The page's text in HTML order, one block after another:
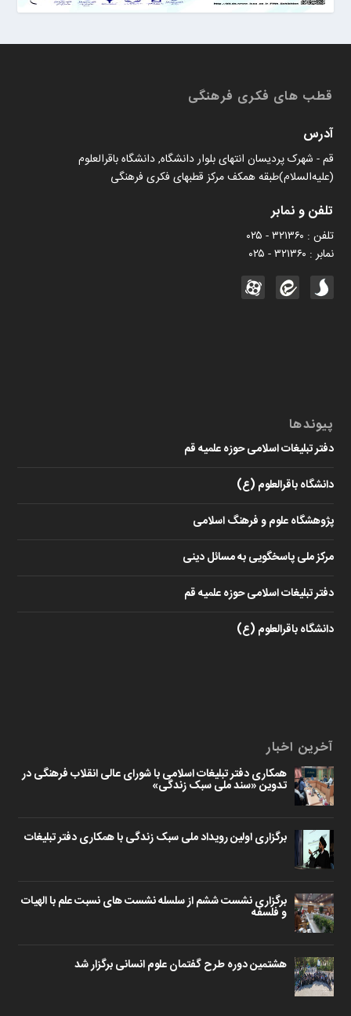
قطب های فکری فرهنگی
آدرس
قم - شهرک پردیسان انتهای بلوار دانشگاه, دانشگاه باقرالعلوم
(علیه‌السلام)طبقه همکف مرکز قطبهای فکری فرهنگی
تلفن و نمابر
تلفن : ۳۲۱۳۶۰ - ۰۲۵
نمابر : ۳۲۱۳۶۰ - ۰۲۵
پیوندها
دفتر تبلیغات اسلامی حوزه علمیه قم
دانشگاه باقرالعلوم (ع)
پژوهشگاه علوم و فرهنگ اسلامی
مرکز ملی پاسخگویی به مسائل دینی
دفتر تبلیغات اسلامی حوزه علمیه قم
دانشگاه باقرالعلوم (ع)
آخرین اخبار
همکاری دفتر تبلیغات اسلامی با شورای عالی انقلاب فرهنگی در
تدوین «سند ملی سبک زندگی»
برگزاری اولین رویداد ملی سبک زندگی با همکاری دفتر تبلیغات
برگزاری نشست ششم از سلسله نشست های نسبت علم با الهیات
و فلسفه
هشتمین دوره طرح گفتمان علوم انسانی برگزار شد